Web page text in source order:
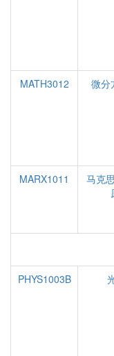
MATH3012
微分
MARX1011
马克
PHYS1003B